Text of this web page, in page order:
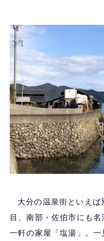
大分の温泉街といえ
目、南部・佐伯市にも
一軒の家屋「塩湯」。